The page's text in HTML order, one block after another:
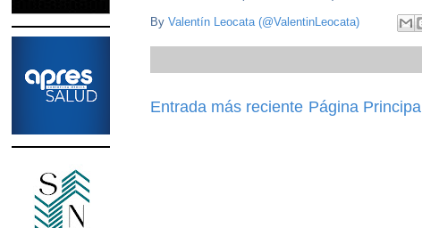
By Valentín Leocata (@ValentinLeocata)
Entrada más reciente Página Principal